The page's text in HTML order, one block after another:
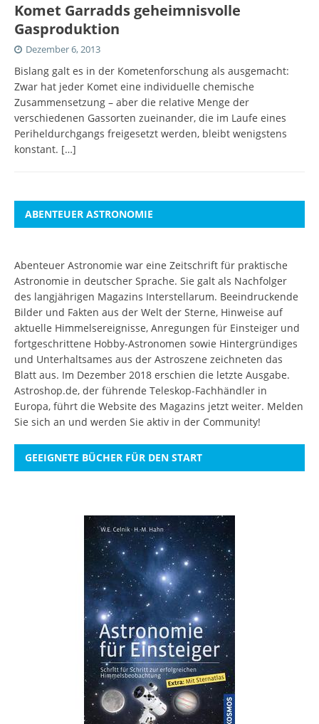
Komet Garradds geheimnisvolle
Gasproduktion
Dezember 6, 2013
Bislang galt es in der Kometenforschung als ausgemacht:
Zwar hat jeder Komet eine individuelle chemische
Zusammensetzung – aber die relative Menge der
verschiedenen Gassorten zueinander, die im Laufe eines
Periheldurchgangs freigesetzt werden, bleibt wenigstens
konstant. […]
ABENTEUER ASTRONOMIE
Abenteuer Astronomie war eine Zeitschrift für praktische
Astronomie in deutscher Sprache. Sie galt als Nachfolger
des langjährigen Magazins Interstellarum. Beeindruckende
Bilder und Fakten aus der Welt der Sterne, Hinweise auf
aktuelle Himmelsereignisse, Anregungen für Einsteiger und
fortgeschrittene Hobby-Astronomen sowie Hintergründiges
und Unterhaltsames aus der Astroszene zeichneten das
Blatt aus. Im Dezember 2018 erschien die letzte Ausgabe.
Astroshop.de, der führende Teleskop-Fachhändler in
Europa, führt die Website des Magazins jetzt weiter. Melden
Sie sich an und werden Sie aktiv in der Community!
GEEIGNETE BÜCHER FÜR DEN START